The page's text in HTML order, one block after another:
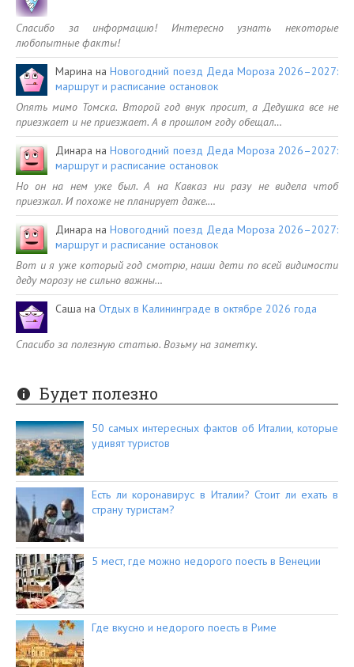
Спасибо за информацию! Интересно узнать некоторые
любопытные факты!
Марина наНовогодний поезд Деда Мороза 2026–2027:
маршрут и расписание остановок
Опять мимо Томска. Второй год внук просит, а Дедушка все не
приезжает и не приезжает. А в прошлом году обещал…
Динара наНовогодний поезд Деда Мороза 2026–2027:
маршрут и расписание остановок
Но он на нем уже был. А на Кавказ ни разу не видела чтоб
приезжал. И похоже не планирует даже.…
Динара наНовогодний поезд Деда Мороза 2026–2027:
маршрут и расписание остановок
Вот и я уже который год смотрю, наши дети по всей видимости
деду морозу не сильно важны…
Саша на Отдых в Калининграде в октябре 2026 года
Спасибо за полезную статью. Возьму на заметку.
Будет полезно
50 самых интересных фактов об Италии, которые
удивят туристов
Есть ли коронавирус в Италии? Стоит ли ехать в
страну туристам?
5 мест, где можно недорого поесть в Венеции
Где вкусно и недорого поесть в Риме